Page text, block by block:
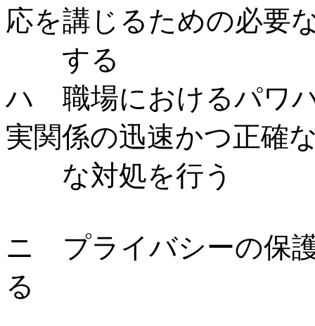
応を講じるための必要
する
ハ 職場におけるパワ
実関係の迅速かつ正確
な対処を行う
ニ プライバシーの保
る